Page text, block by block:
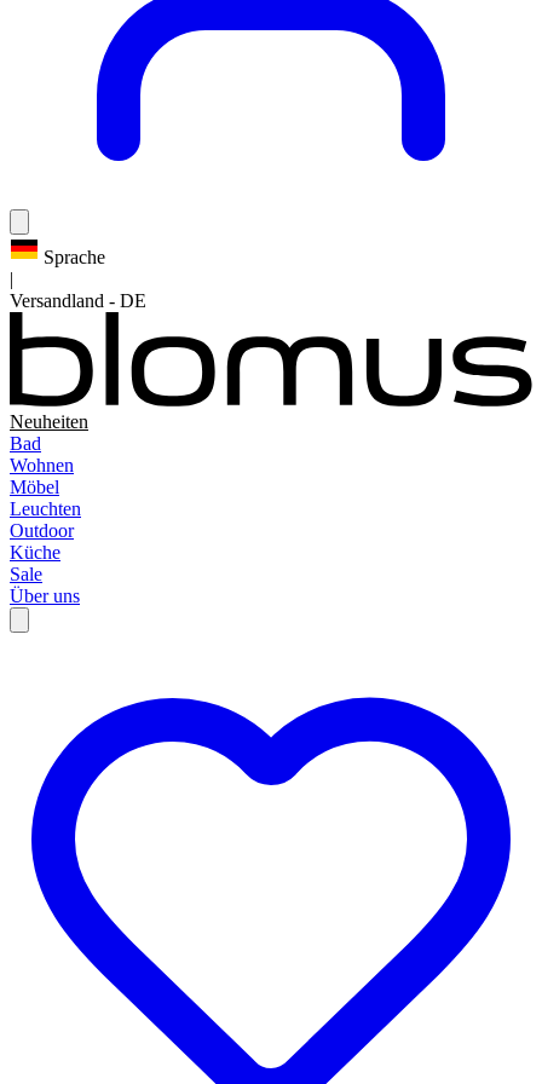
Sprache
|
Versandland - DE
Neuheiten
Bad
Wohnen
Möbel
Leuchten
Outdoor
Küche
Sale
Über uns